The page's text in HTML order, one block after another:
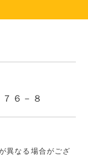
６－８
異なる場合がござ